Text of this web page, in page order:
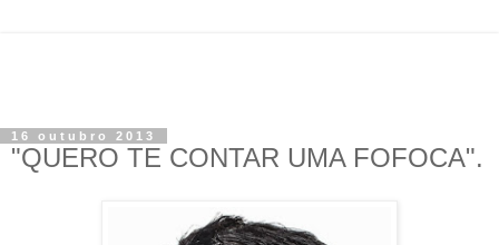
16 outubro 2013
"QUERO TE CONTAR UMA FOFOCA".